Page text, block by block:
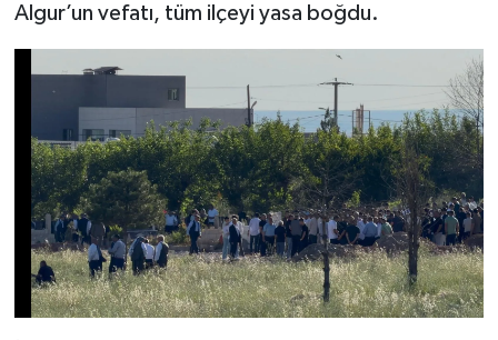
Algur’un vefatı, tüm ilçeyi yasa boğdu.